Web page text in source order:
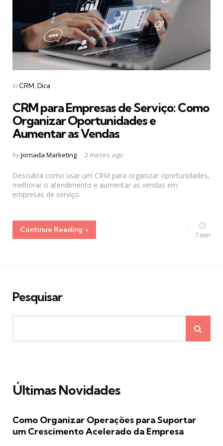
Categories
Posted
in CRM Dica
CRM para Empresas de Serviço: Como
Organizar Oportunidades e
Aumentar as Vendas
Posted
byJornada Marketing 2 meses ago
Descubra como usar um CRM para organizar oportunidades,
melhorar o atendimento e aumentar as vendas em
empresas de serviço.
Continue Reading
7 min
Pesquisar
Últimas Novidades
Como Organizar Operações para Suportar
um Crescimento Acelerado da Empresa